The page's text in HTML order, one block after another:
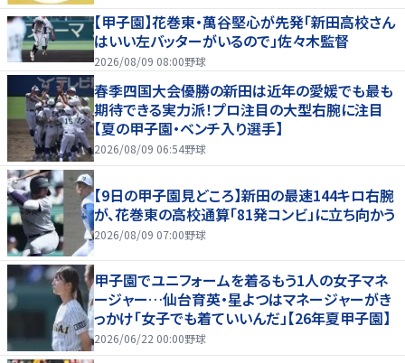
【甲子園】花巻東・萬谷堅心が先発「新田高校さん
はいい左バッターがいるので」佐々木監督
2026/08/09 08:00野球
春季四国大会優勝の新田は近年の愛媛でも最も
期待できる実力派！プロ注目の大型右腕に注目
【夏の甲子園・ベンチ入り選手】
2026/08/09 06:54野球
【9日の甲子園見どころ】新田の最速144キロ右腕
が、花巻東の高校通算「81発コンビ」に立ち向かう
2026/08/09 07:00野球
甲子園でユニフォームを着るもう1人の女子マネ
ージャー…仙台育英・星よつはマネージャーがき
っかけ「女子でも着ていいんだ」【26年夏甲子園】
2026/06/22 00:00野球